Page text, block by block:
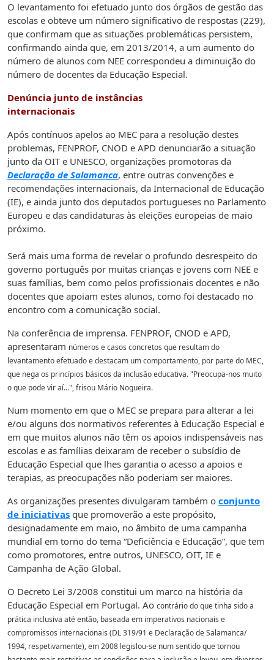
O levantamento foi efetuado junto dos órgãos de gestão das
escolas e obteve um número significativo de respostas (229),
que confirmam que as situações problemáticas persistem,
confirmando ainda que, em 2013/2014, a um aumento do
número de alunos com NEE correspondeu a diminuição do
número de docentes da Educação Especial.
Denúncia junto de instâncias
internacionais
Após contínuos apelos ao MEC para a resolução destes
problemas, FENPROF, CNOD e APD denunciarão a situação
junto da OIT e UNESCO, organizações promotoras da
Declaração de Salamanca, entre outras convenções e
recomendações internacionais, da Internacional de Educação
(IE), e ainda junto dos deputados portugueses no Parlamento
Europeu e das candidaturas às eleições europeias de maio
próximo.
Será mais uma forma de revelar o profundo desrespeito do
governo português por muitas crianças e jovens com NEE e
suas famílias, bem como pelos profissionais docentes e não
docentes que apoiam estes alunos, como foi destacado no
encontro com a comunicação social.
Na conferência de imprensa. FENPROF, CNOD e APD,
apresentaram números e casos concretos que resultam do
levantamento efetuado e destacam um comportamento, por parte do MEC,
que nega os princípios básicos da inclusão educativa. "Preocupa-nos muito
o que pode vir aí...", frisou Mário Nogueira.
Num momento em que o MEC se prepara para alterar a lei
e/ou alguns dos normativos referentes à Educação Especial e
em que muitos alunos não têm os apoios indispensáveis nas
escolas e as famílias deixaram de receber o subsídio de
Educação Especial que lhes garantia o acesso a apoios e
terapias, as preocupações não poderiam ser maiores.
As organizações presentes divulgaram também o conjunto
de iniciativas que promoverão a este propósito,
designadamente em maio, no âmbito de uma campanha
mundial em torno do tema “Deficiência e Educação”, que tem
como promotores, entre outros, UNESCO, OIT, IE e
Campanha de Ação Global.
O Decreto Lei 3/2008 constitui um marco na história da
Educação Especial em Portugal. Ao contrário do que tinha sido a
prática inclusiva até então, baseada em imperativos nacionais e
compromissos internacionais (DL 319/91 e Declaração de Salamanca/
1994, respetivamente), em 2008 legislou-se num sentido que tornou